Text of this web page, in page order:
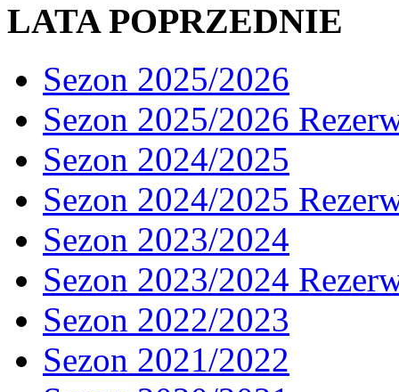
LATA POPRZEDNIE
Sezon 2025/2026
Sezon 2025/2026
Sezon 2024/2025
Sezon 2024/2025
Sezon 2023/2024
Sezon 2023/2024
Sezon 2022/2023
Sezon 2021/2022